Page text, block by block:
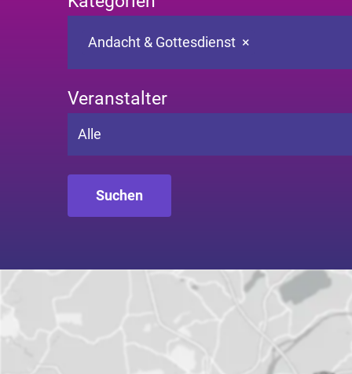
×
Andacht & Gottesdienst
Veranstalter
Alle